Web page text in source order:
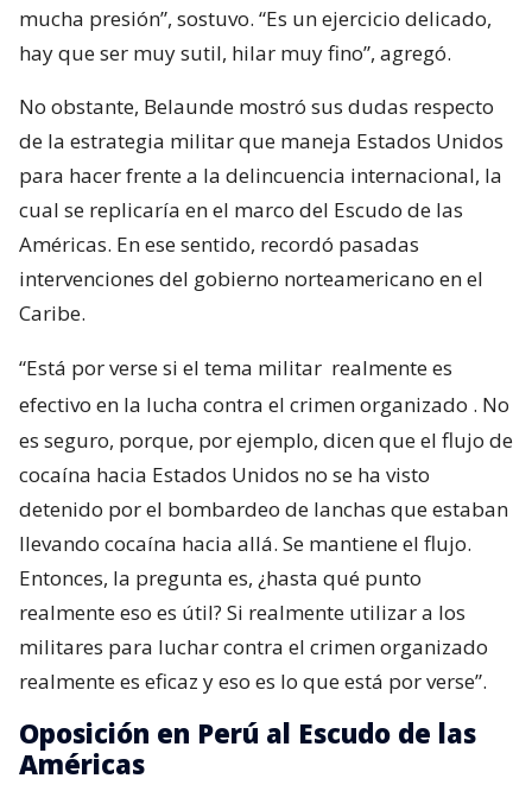
mucha presión”, sostuvo. “Es un ejercicio delicado,
hay que ser muy sutil, hilar muy fino”, agregó.
No obstante, Belaunde mostró sus dudas respecto
de la estrategia militar que maneja Estados Unidos
para hacer frente a la delincuencia internacional, la
cual se replicaría en el marco del Escudo de las
Américas. En ese sentido, recordó pasadas
intervenciones del gobierno norteamericano en el
Caribe.
“Está por verse si el tema militar realmente es
efectivo en la lucha contra el crimen organizado . No
es seguro, porque, por ejemplo, dicen que el flujo de
cocaína hacia Estados Unidos no se ha visto
detenido por el bombardeo de lanchas que estaban
llevando cocaína hacia allá. Se mantiene el flujo.
Entonces, la pregunta es, ¿hasta qué punto
realmente eso es útil? Si realmente utilizar a los
militares para luchar contra el crimen organizado
realmente es eficaz y eso es lo que está por verse”.
Oposición en Perú al Escudo de las
Américas